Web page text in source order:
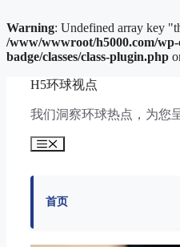
Warning: Undefined array key
/www/wwwroot/h5000.com/
badge/classes/class-plugin.php
H5环球视点
我们洞察环球热点，为您
菜
首页